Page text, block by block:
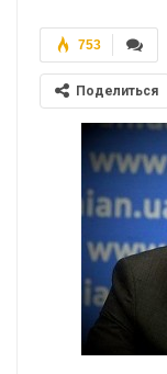
753
Поделиться